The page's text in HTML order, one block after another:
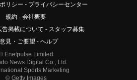
リシー
プライバシーセンター
規約
会社概要
告掲載について
スタッフ募集
見・ご要望
ヘルプ
Enetpulse Limited
News Digital Co., Ltd.
Sports Marketing
© Getty Images